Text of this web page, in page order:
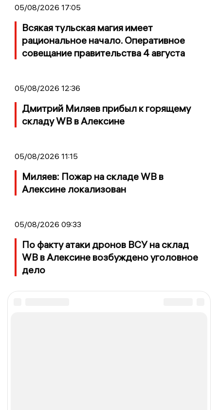
05/08/2026 17:05
Всякая тульская магия имеет
рациональное начало. Оперативное
совещание правительства 4 августа
05/08/2026 12:36
Дмитрий Миляев прибыл к горящему
складу WB в Алексине
05/08/2026 11:15
Миляев: Пожар на складе WB в
Алексине локализован
05/08/2026 09:33
По факту атаки дронов ВСУ на склад
WB в Алексине возбуждено уголовное
дело